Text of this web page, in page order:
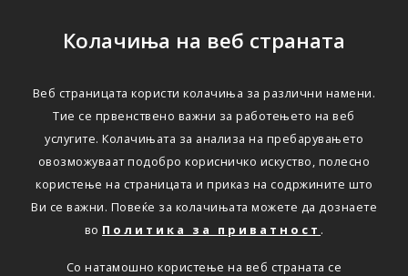
Колачиња на веб страната
Веб страницата користи колачиња за различни намени.
Тие се првенствено важни за работењето на веб
услугите. Колачињата за анализа на пребарувањето
овозможуваат подобро корисничко искуство, полесно
користење на страницата и приказ на содржините што
Ви се важни. Повеќе за колачињата можете да дознаете
во Политика за приватност .
Со натамошно користење на веб страната се
Рекордни резултати и
јакнење на работењето
во 2021-ва година